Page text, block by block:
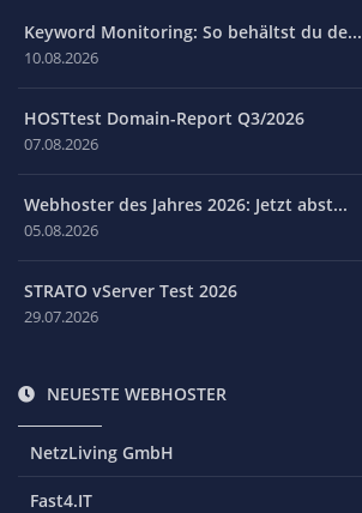
Keyword Monitoring: So behältst du de...
10.08.2026
HOSTtest Domain-Report Q3/2026
07.08.2026
Webhoster des Jahres 2026: Jetzt abst...
05.08.2026
STRATO vServer Test 2026
29.07.2026
NEUESTE WEBHOSTER
NetzLiving GmbH
Fast4.IT